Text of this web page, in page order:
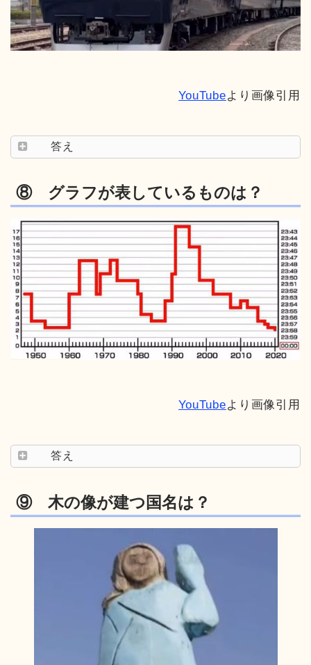
YouTubeより画像引用
答え
⑧ グラフが表しているものは？
YouTubeより画像引用
答え
⑨ 木の像が建つ国名は？